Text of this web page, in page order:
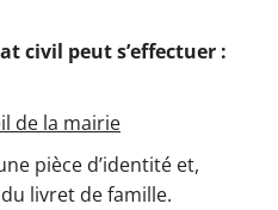
civil peut s’effectuer :
de la mairie
pièce d’identité et,
livret de famille.